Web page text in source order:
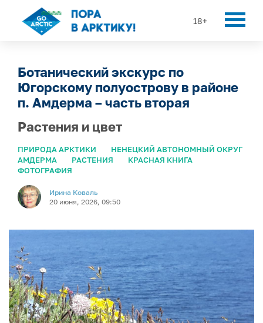
18+
Ботанический экскурс по
Югорскому полуострову в районе
п. Амдерма – часть вторая
Растения и цвет
ПРИРОДА АРКТИКИ
НЕНЕЦКИЙ АВТОНОМНЫЙ ОКРУГ
АМДЕРМА
РАСТЕНИЯ
КРАСНАЯ КНИГА
ФОТОГРАФИЯ
Ирина Коваль
20 июня, 2026, 09:50